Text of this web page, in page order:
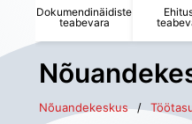
Dokumendinäidiste
teabevara
Nõuandekeskus